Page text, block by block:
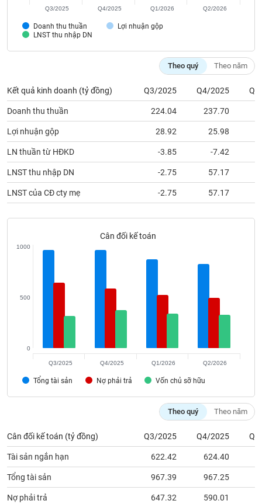
Doanh thu thuần
Lợi nhuận gộp
LNST thu nhập DN
Q3/2025 Q4/2025 Q1/2026 Q2/2026
Theo quý Theo năm
Kết quả kinh doanh (tỷ đồng) Q3/2025 Q4/2025
Doanh thu thuần 224.04 237.70
Lợi nhuận gộp 28.92 25.98
LN thuần từ HĐKD -3.85 -7.42
LNST thu nhập DN -2.75 57.17
LNST của CĐ cty mẹ -2.75 57.17
Cân đối kế toán
Tổng tài sản Nợ phải trả Vốn chủ sỡ hữu
0
500
1000
Q3/2025 Q4/2025 Q1/2026 Q2/2026
Theo quý Theo năm
Cân đối kế toán (tỷ đồng) Q3/2025 Q4/2025
Tài sản ngắn hạn 622.42 624.40
Tổng tài sản 967.39 967.25
Nợ phải trả 647.32 590.01
Bài
(-)
Báo
cáo
phân
tích
(-)
Thuật
ngữ
Dịch
chính
Công
cụ
đầu
tư